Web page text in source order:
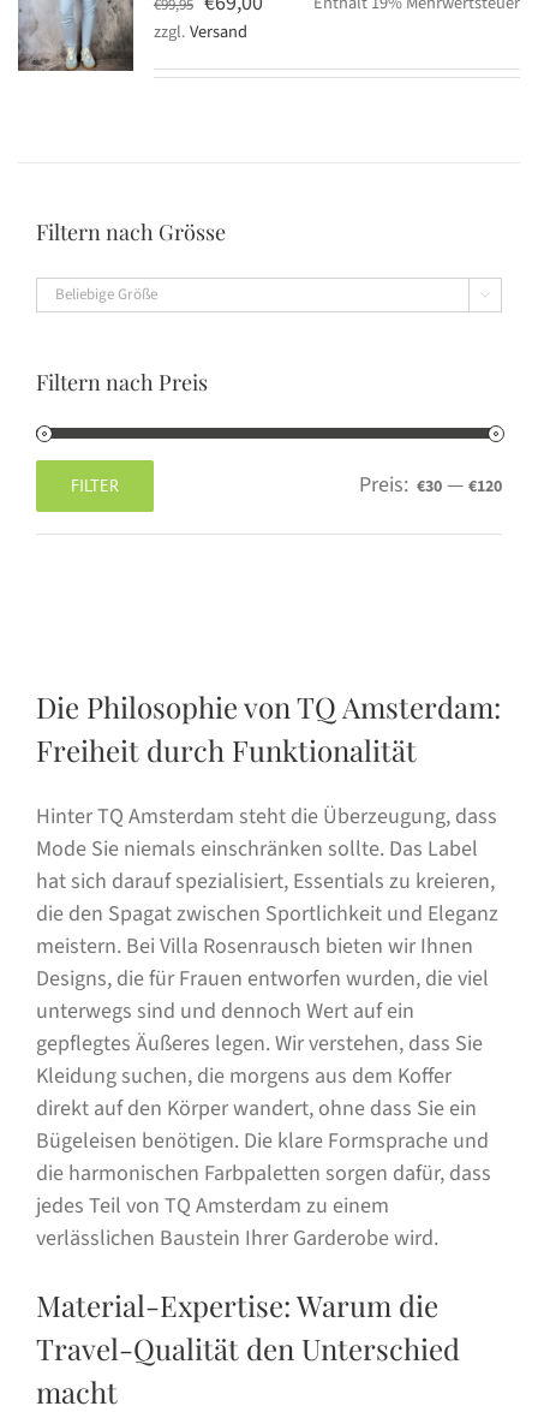
€99,95
Preis
war:
ist:
zzgl.Versand
Filtern nach Grösse

Filtern nach Preis
Preis
Max.
Preis
FILTER Preis: €30 —€120
Die Philosophie von TQ Amsterdam:
Freiheit durch Funktionalität
Hinter TQ Amsterdam steht die Überzeugung, dass
Mode Sie niemals einschränken sollte. Das Label
hat sich darauf spezialisiert, Essentials zu kreieren,
die den Spagat zwischen Sportlichkeit und Eleganz
meistern. Bei Villa Rosenrausch bieten wir Ihnen
Designs, die für Frauen entworfen wurden, die viel
unterwegs sind und dennoch Wert auf ein
gepflegtes Äußeres legen. Wir verstehen, dass Sie
Kleidung suchen, die morgens aus dem Koffer
direkt auf den Körper wandert, ohne dass Sie ein
Bügeleisen benötigen. Die klare Formsprache und
die harmonischen Farbpaletten sorgen dafür, dass
jedes Teil von TQ Amsterdam zu einem
verlässlichen Baustein Ihrer Garderobe wird.
Material-Expertise: Warum die
Travel-Qualität den Unterschied
macht